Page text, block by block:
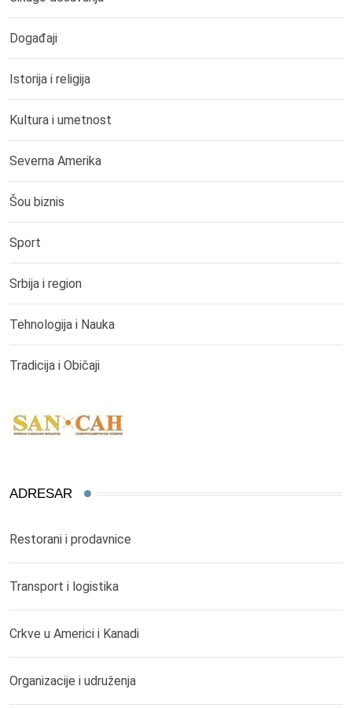
Događaji
Istorija i religija
Kultura i umetnost
Severna Amerika
Šou biznis
Sport
Srbija i region
Tehnologija i Nauka
Tradicija i Običaji
ADRESAR
Restorani i prodavnice
Transport i logistika
Crkve u Americi i Kanadi
Organizacije i udruženja